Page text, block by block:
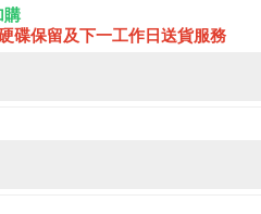
購
碟保留及下一工作日送貨服務